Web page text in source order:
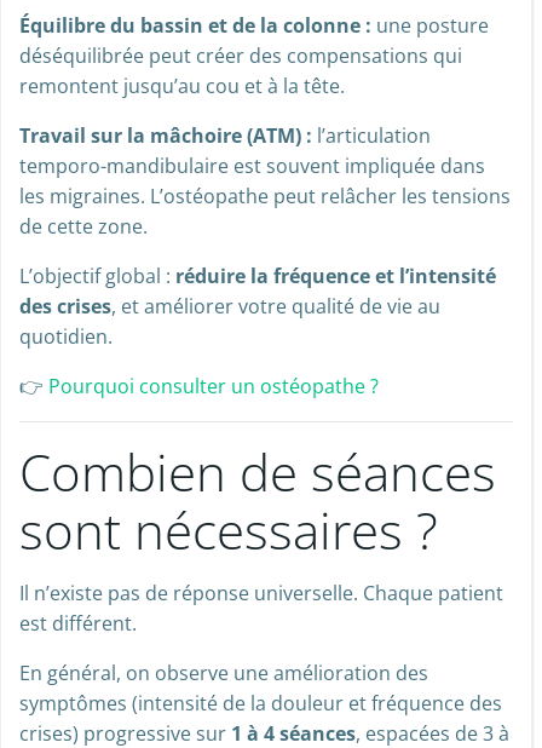
Équilibre du bassin et de la colonne : une posture
déséquilibrée peut créer des compensations qui
remontent jusqu’au cou et à la tête.
Travail sur la mâchoire (ATM) : l’articulation
temporo-mandibulaire est souvent impliquée dans
les migraines. L’ostéopathe peut relâcher les tensions
de cette zone.
L’objectif global : réduire la fréquence et l’intensité
des crises, et améliorer votre qualité de vie au
quotidien.
👉 Pourquoi consulter un ostéopathe ?
Combien de séances
sont nécessaires ?
Il n’existe pas de réponse universelle. Chaque patient
est différent.
En général, on observe une amélioration des
symptômes (intensité de la douleur et fréquence des
crises) progressive sur 1 à 4 séances, espacées de 3 à